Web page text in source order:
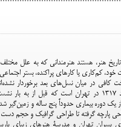
هنر، هستند هنرمندانی که به علل مختلف
کم‌کاری یا کارهای پراکنده، بستر اجتماعی
کافی در میان نسل‌های بعد برخوردار
"بهزاد گلپایگانی" از جملۀ این هنرمندان است. او متولد 1317 در تهران است که قبل از به
در زمینۀ طراحی گرافیک در سال 1364 پس از یک دوره بیماری حدوداً پنج ساله و
پارچه گرفته تا طراحی گرافیک و حجم دست
پسران تهران و مدرسۀ هنرهای زیبای